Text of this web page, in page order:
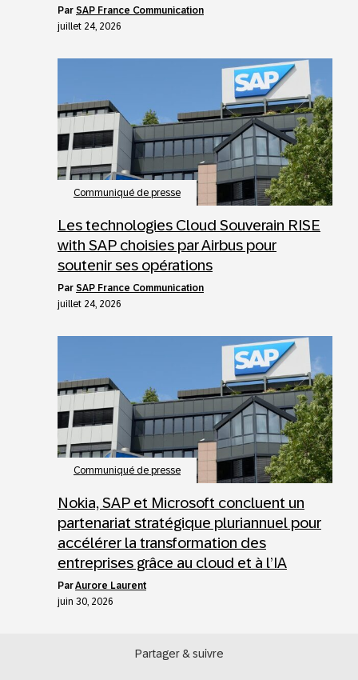
par SAP France Communication
juillet 24, 2026
Communiqué de presse
Les technologies Cloud Souverain RISE
with SAP choisies par Airbus pour
soutenir ses opérations
par SAP France Communication
juillet 24, 2026
Communiqué de presse
Nokia, SAP et Microsoft concluent un
partenariat stratégique pluriannuel pour
accélérer la transformation des
entreprises grâce au cloud et à l’IA
parAurore Laurent
juin 30, 2026
Partager & suivre